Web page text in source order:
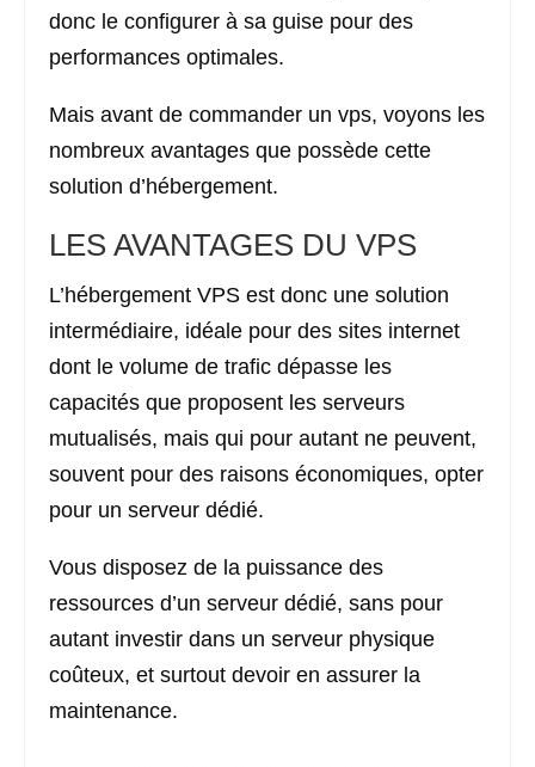
donc le configurer à sa guise pour des
performances optimales.
Mais avant de commander un vps, voyons les
nombreux avantages que possède cette
solution d’hébergement.
LES AVANTAGES DU VPS
L’hébergement VPS est donc une solution
intermédiaire, idéale pour des sites internet
dont le volume de trafic dépasse les
capacités que proposent les serveurs
mutualisés, mais qui pour autant ne peuvent,
souvent pour des raisons économiques, opter
pour un serveur dédié.
Vous disposez de la puissance des
ressources d’un serveur dédié, sans pour
autant investir dans un serveur physique
coûteux, et surtout devoir en assurer la
maintenance.